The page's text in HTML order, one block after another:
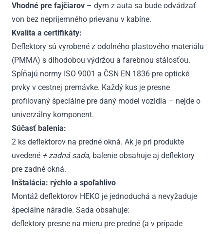
Vhodné pre fajčiarov – dym z auta sa bude odvádzať
von bez nepríjemného prievanu v kabíne.
Kvalita a certifikáty:
Deflektory sú vyrobené z odolného plastového materiálu
(PMMA) s dlhodobou výdržou a farebnou stálosťou.
Spĺňajú normy ISO 9001 a ČSN EN 1836 pre optické
prvky v cestnej premávke. Každý kus je presne
profilovaný špeciálne pre daný model vozidla – nejde o
univerzálny komponent.
Súčasť balenia:
2 ks deflektorov na predné okná. Ak je pri produkte
uvedené + zadná sada, balenie obsahuje aj deflektory
pre zadné okná.
Inštalácia: rýchlo a spoľahlivo
Montáž deflektorov HEKO je jednoduchá a nevyžaduje
špeciálne náradie. Sada obsahuje:
deflektory presne na mieru pre predné (a v prípade